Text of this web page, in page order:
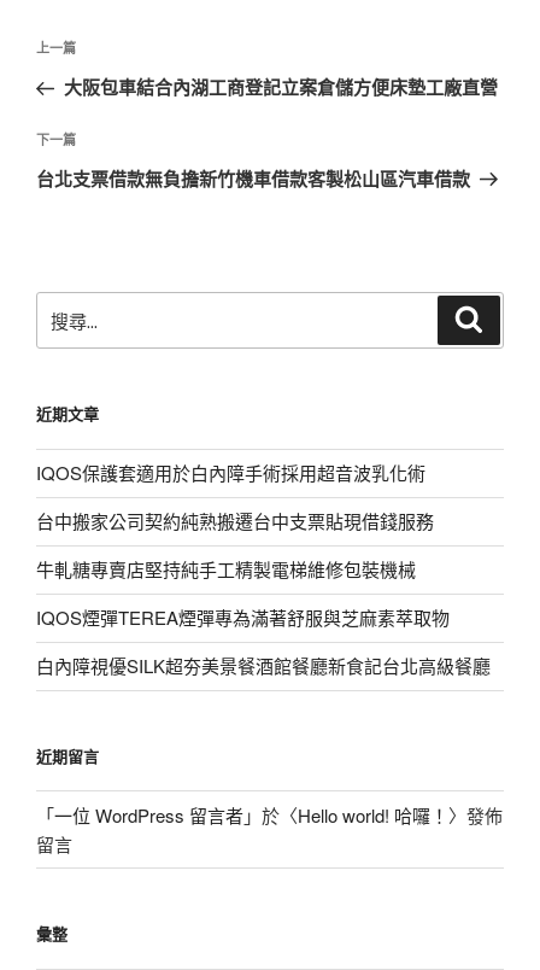
文
導
覽
上
一
文
章
上一篇
大阪包車結合內湖工商登記立案倉儲方便床墊工廠直營
下
一
下一篇
台北支票借款無負擔新竹機車借款客製松山區汽車借款
尋
字:
近期文章
IQOS保護套適用於白內障手術採用超音波乳化術
台中搬家公司契約純熟搬遷台中支票貼現借錢服務
牛軋糖專賣店堅持純手工精製電梯維修包裝機械
IQOS煙彈TEREA煙彈專為滿著舒服與芝麻素萃取物
白內障視優SILK超夯美景餐酒館餐廳新食記台北高級餐廳
近期留言
「一位 WordPress 留言者」於〈Hello world! 哈囉！ 〉發佈
留言
彙整